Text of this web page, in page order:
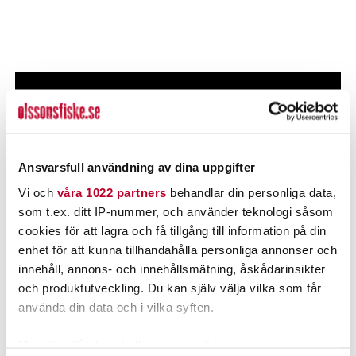
Ansvarsfull användning av dina uppgifter
Vi och våra 1022 partners behandlar din personliga data,
som t.ex. ditt IP-nummer, och använder teknologi såsom
cookies för att lagra och få tillgång till information på din
enhet för att kunna tillhandahålla personliga annonser och
innehåll, annons- och innehållsmätning, åskådarinsikter
och produktutveckling. Du kan själv välja vilka som får
använda din data och i vilka syften.